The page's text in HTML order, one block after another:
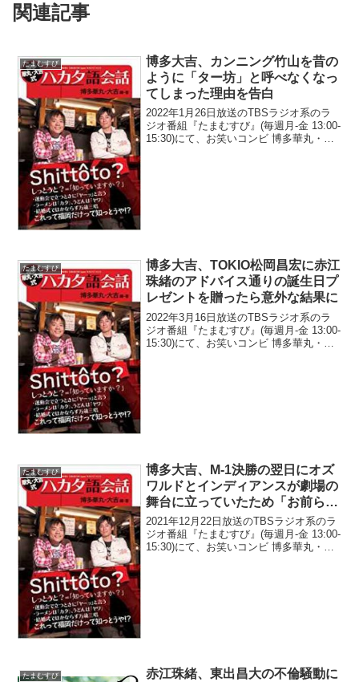
関連記事
たまむすび
博多大吉、カンニング竹山を昔の
ように「ター坊」と呼べなくなっ
てしまった理由を告白
2022年1月26日放送のTBSラジオ系のラ
ジオ番組『たまむすび』(毎週月-金 13:00-
15:30)にて、お笑いコンビ 博多華丸・大
たまむすび
博多大吉、TOKIO松岡昌宏に赤江
珠緒のアドバイス通りの誕生日プ
レゼントを贈ったら意外な結果に
2022年3月16日放送のTBSラジオ系のラ
ジオ番組『たまむすび』(毎週月-金 13:00-
15:30)にて、お笑いコンビ 博多華丸・大
たまむすび
博多大吉、M-1決勝の翌日にオズ
ワルドとインディアンスが劇場の
舞台に立っていたため「お前ら優
勝してたらどうなってたの？」と
言ったと明かす
2021年12月22日放送のTBSラジオ系のラ
ジオ番組『たまむすび』(毎週月-金 13:00-
15:30)にて、お笑いコンビ 博多華丸・大
たまむすび
赤江珠緒、東出昌大の不倫騒動に